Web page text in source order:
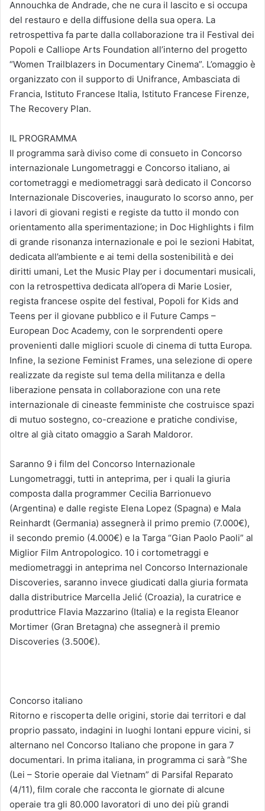
Annouchka de Andrade, che ne cura il lascito e si occupa
del restauro e della diffusione della sua opera. La
retrospettiva fa parte dalla collaborazione tra il Festival dei
Popoli e Calliope Arts Foundation all’interno del progetto
“Women Trailblazers in Documentary Cinema”. L’omaggio è
organizzato con il supporto di Unifrance, Ambasciata di
Francia, Istituto Francese Italia, Istituto Francese Firenze,
The Recovery Plan.
IL PROGRAMMA
Il programma sarà diviso come di consueto in Concorso
internazionale Lungometraggi e Concorso italiano, ai
cortometraggi e mediometraggi sarà dedicato il Concorso
Internazionale Discoveries, inaugurato lo scorso anno, per
i lavori di giovani registi e registe da tutto il mondo con
orientamento alla sperimentazione; in Doc Highlights i film
di grande risonanza internazionale e poi le sezioni Habitat,
dedicata all’ambiente e ai temi della sostenibilità e dei
diritti umani, Let the Music Play per i documentari musicali,
con la retrospettiva dedicata all’opera di Marie Losier,
regista francese ospite del festival, Popoli for Kids and
Teens per il giovane pubblico e il Future Camps –
European Doc Academy, con le sorprendenti opere
provenienti dalle migliori scuole di cinema di tutta Europa.
Infine, la sezione Feminist Frames, una selezione di opere
realizzate da registe sul tema della militanza e della
liberazione pensata in collaborazione con una rete
internazionale di cineaste femministe che costruisce spazi
di mutuo sostegno, co-creazione e pratiche condivise,
oltre al già citato omaggio a Sarah Maldoror.
Saranno 9 i film del Concorso Internazionale
Lungometraggi, tutti in anteprima, per i quali la giuria
composta dalla programmer Cecilia Barrionuevo
(Argentina) e dalle registe Elena Lopez (Spagna) e Mala
Reinhardt (Germania) assegnerà il primo premio (7.000€),
il secondo premio (4.000€) e la Targa “Gian Paolo Paoli” al
Miglior Film Antropologico. 10 i cortometraggi e
mediometraggi in anteprima nel Concorso Internazionale
Discoveries, saranno invece giudicati dalla giuria formata
dalla distributrice Marcella Jelić (Croazia), la curatrice e
produttrice Flavia Mazzarino (Italia) e la regista Eleanor
Mortimer (Gran Bretagna) che assegnerà il premio
Discoveries (3.500€).
Concorso italiano
Ritorno e riscoperta delle origini, storie dai territori e dal
proprio passato, indagini in luoghi lontani eppure vicini, si
alternano nel Concorso Italiano che propone in gara 7
documentari. In prima italiana, in programma ci sarà “She
(Lei – Storie operaie dal Vietnam” di Parsifal Reparato
(4/11), film corale che racconta le giornate di alcune
operaie tra gli 80.000 lavoratori di uno dei più grandi